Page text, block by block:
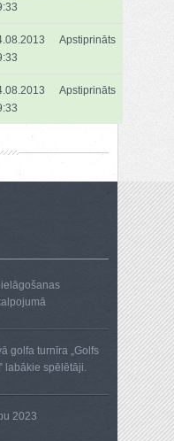
Apstiprināts
Apstiprināts
golfa turnīra „Golfs
labākie spēlētāji.
2023